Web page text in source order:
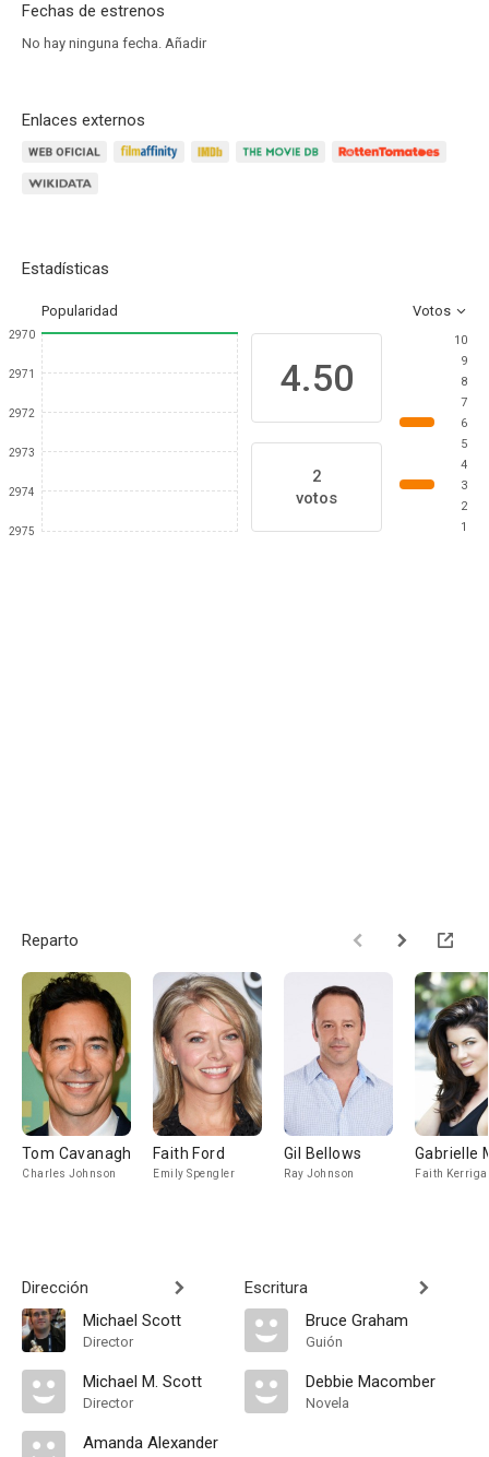
Fechas de estrenos
No hay ninguna fecha. Añadir
Enlaces externos
Estadísticas
Popularidad Votos
2970
2971
2972
2973
2974
2975
4.50
2
votos
10
9
8
7
6
5
4
3
2
1
Reparto
Tom Cavanagh
Charles Johnson
Faith Ford
Emily Spengler
Gil Bellows
Ray Johnson
Gabrielle
Faith
Dirección
Michael Scott
Director
Michael M. Scott
Director
Amanda Alexander
Escritura
Bruce Graham
Guión
Debbie Macomber
Novela